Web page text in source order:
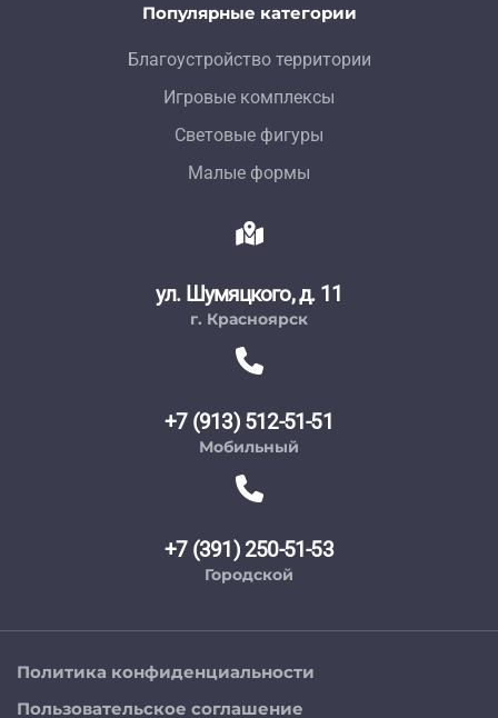
Популярные категории
Благоустройство территории
Игровые комплексы
Световые фигуры
Малые формы
ул. Шумяцкого, д. 11
г. Красноярск
+7 (913) 512-51-51
Мобильный
+7 (391) 250-51-53
Городской
Политика конфиденциальности
Пользовательское соглашение